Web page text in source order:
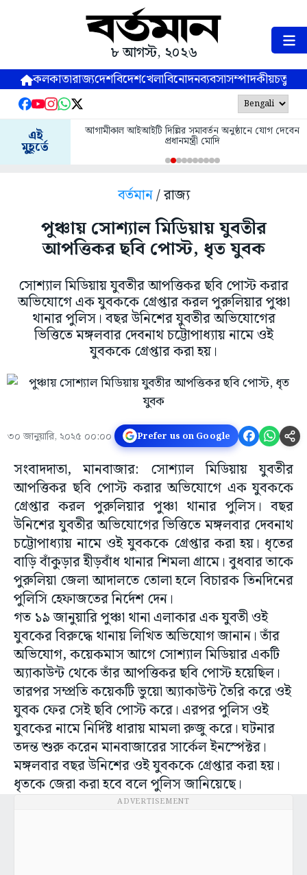
৮ আগস্ট, ২০২৬
কলকাতারাজ্যদেশবিদেশখেলাবিনোদনব্যবসাসম্পাদকীয়
এই
মুহূর্তে
আগামীকাল আইআইটি দিল্লির সমাবর্তন অনুষ্ঠানে যোগ দেবেন
প্রধানমন্ত্রী মোদি
বর্তমান/ রাজ্য
পুঞ্চায় সোশ্যাল মিডিয়ায় যুবতীর
আপত্তিকর ছবি পোস্ট, ধৃত যুবক
সোশ্যাল মিডিয়ায় যুবতীর আপত্তিকর ছবি পোস্ট করার
অভিযোগে এক যুবককে গ্রেপ্তার করল পুরুলিয়ার পুঞ্চা
থানার পুলিস। বছর উনিশের যুবতীর অভিযোগের
ভিত্তিতে মঙ্গলবার দেবনাথ চট্টোপাধ্যায় নামে ওই
যুবককে গ্রেপ্তার করা হয়।
৩০ জানুয়ারি, ২০২৫ ০০:০০ Prefer us on Google
সংবাদদাতা, মানবাজার: সোশ্যাল মিডিয়ায় যুবতীর
আপত্তিকর ছবি পোস্ট করার অভিযোগে এক যুবককে
গ্রেপ্তার করল পুরুলিয়ার পুঞ্চা থানার পুলিস। বছর
উনিশের যুবতীর অভিযোগের ভিত্তিতে মঙ্গলবার দেবনাথ
চট্টোপাধ্যায় নামে ওই যুবককে গ্রেপ্তার করা হয়। ধৃতের
বাড়ি বাঁকুড়ার হীড়বাঁধ থানার শিমলা গ্রামে। বুধবার তাকে
পুরুলিয়া জেলা আদালতে তোলা হলে বিচারক তিনদিনের
পুলিসি হেফাজতের নির্দেশ দেন।
গত ১৯ জানুয়ারি পুঞ্চা থানা এলাকার এক যুবতী ওই
যুবকের বিরুদ্ধে থানায় লিখিত অভিযোগ জানান। তাঁর
অভিযোগ, কয়েকমাস আগে সোশ্যাল মিডিয়ার একটি
অ্যাকাউন্ট থেকে তাঁর আপত্তিকর ছবি পোস্ট হয়েছিল।
তারপর সম্প্রতি কয়েকটি ভুয়ো অ্যাকাউন্ট তৈরি করে ওই
যুবক ফের সেই ছবি পোস্ট করে। এরপর পুলিস ওই
যুবকের নামে নির্দিষ্ট ধারায় মামলা রুজু করে। ঘটনার
তদন্ত শুরু করেন মানবাজারের সার্কেল ইনস্পেক্টর।
মঙ্গলবার বছর উনিশের ওই যুবককে গ্রেপ্তার করা হয়।
ধৃতকে জেরা করা হবে বলে পুলিস জানিয়েছে।
ADVERTISEMENT